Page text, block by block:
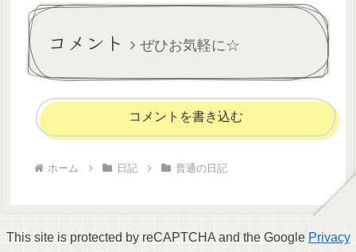
とに情けないなと思いまし
た……(...
めに以下に記録しておきま
コメント ぜひお気軽に☆
コメントを書き込む
ホーム 日記 普通の日記
This site is protected by reCAPTCHA and the Google Privacy